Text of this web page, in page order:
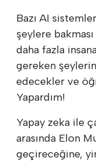
Bazı AI
şeylere
daha fazla
gereken
edecekler ve
Yapardım!
Yapay zeka ile
arasında Elon
geçireceğine,